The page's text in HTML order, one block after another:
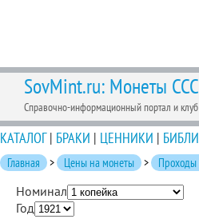
SovMint.ru: Монеты
Справочно-информационный портал и
КАТАЛОГ| БРАКИ | ЦЕННИКИ |
Главная > Цены на монеты > Проходы
Номинал
Год